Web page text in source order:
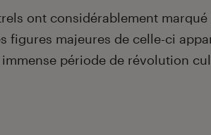
ont considérablement marqué
figures majeures de celle-ci
période de révolution